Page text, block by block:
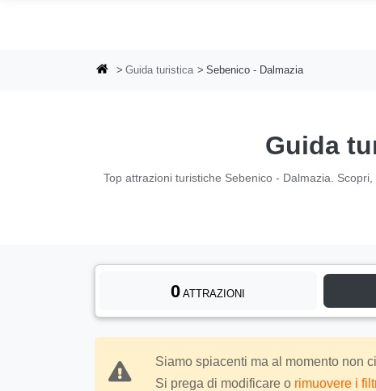
Guida turistica Sebenico - Dalmazia
Guida
Top attrazioni turistiche Sebenico - Dalmazia.
0 ATTRAZIONI
Siamo spiacenti ma al momento non
Si prega di modificare o rimuovere i